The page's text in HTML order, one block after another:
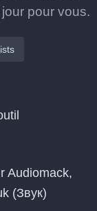
pour vous.
Audiomack,
(Звук)